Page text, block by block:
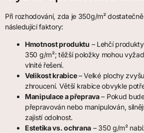
Při rozhodování, zda je 350g/m²
následující faktory:
Hmotnost produktu – Lehčí
350 g/m²; těžší položky mohou
vlnité řešení.
Velikost krabice– Velké plochy
zhroucení. Větší krabice obvykle
Manipulace a přeprava– Pokud
přepravován nebo manipulován,
zajistí odolnost.
Estetika vs. ochrana – 350 g/m²